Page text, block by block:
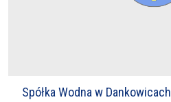
Spółka Wodna w Dankowicach